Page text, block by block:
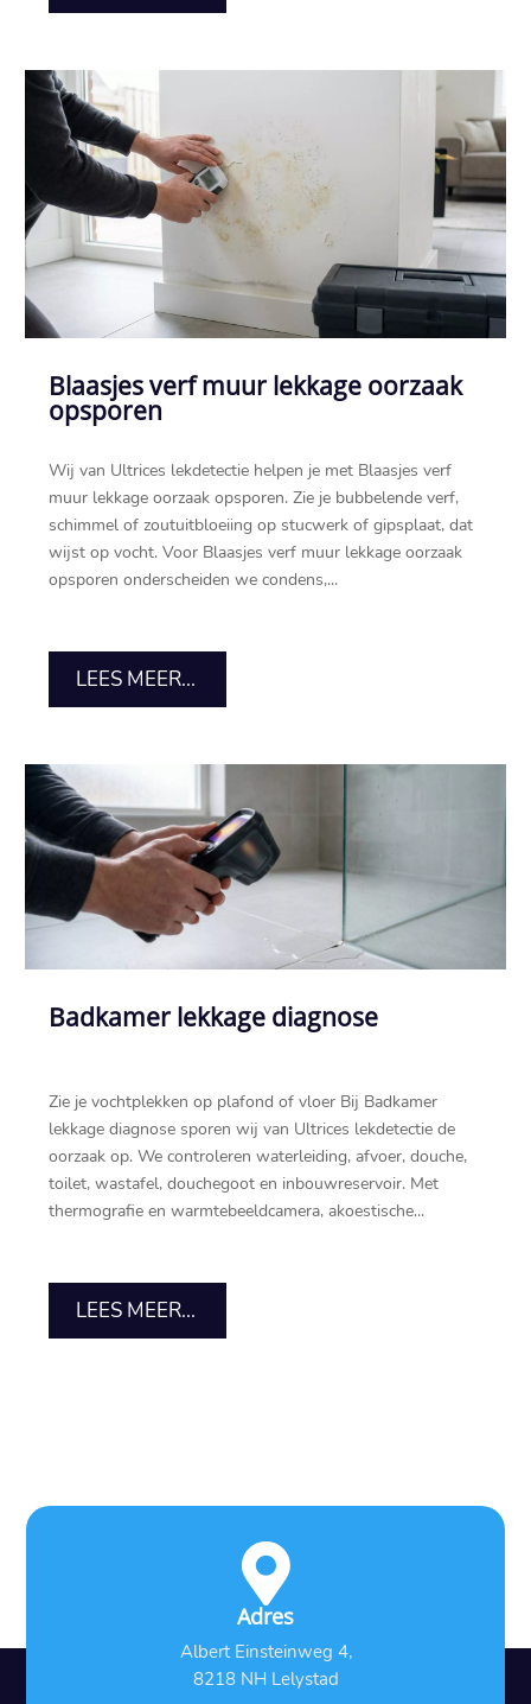
Blaasjes verf muur lekkage oorzaak
opsporen
Wij van Ultrices lekdetectie helpen je met Blaasjes verf
muur lekkage oorzaak opsporen.​ Zie je bubbelende verf,
schimmel of zoutuitbloeiing op stucwerk of gipsplaat, dat
wijst op vocht.​ Voor Blaasjes verf muur lekkage oorzaak
opsporen onderscheiden we condens,...
LEES MEER...
Badkamer lekkage diagnose
Zie je vochtplekken op plafond of vloer Bij Badkamer
lekkage diagnose sporen wij van Ultrices lekdetectie de
oorzaak op.​ We controleren waterleiding, afvoer, douche,
toilet, wastafel, douchegoot en inbouwreservoir.​ Met
thermografie en warmtebeeldcamera, akoestische...
LEES MEER...

Adres
Albert Einsteinweg 4,
8218 NH Lelystad